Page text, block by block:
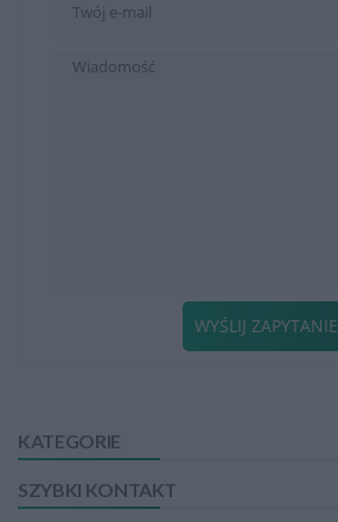
KATEGORIE
SZYBKI KONTAKT
WYŚLIJ ZAPYTANIE